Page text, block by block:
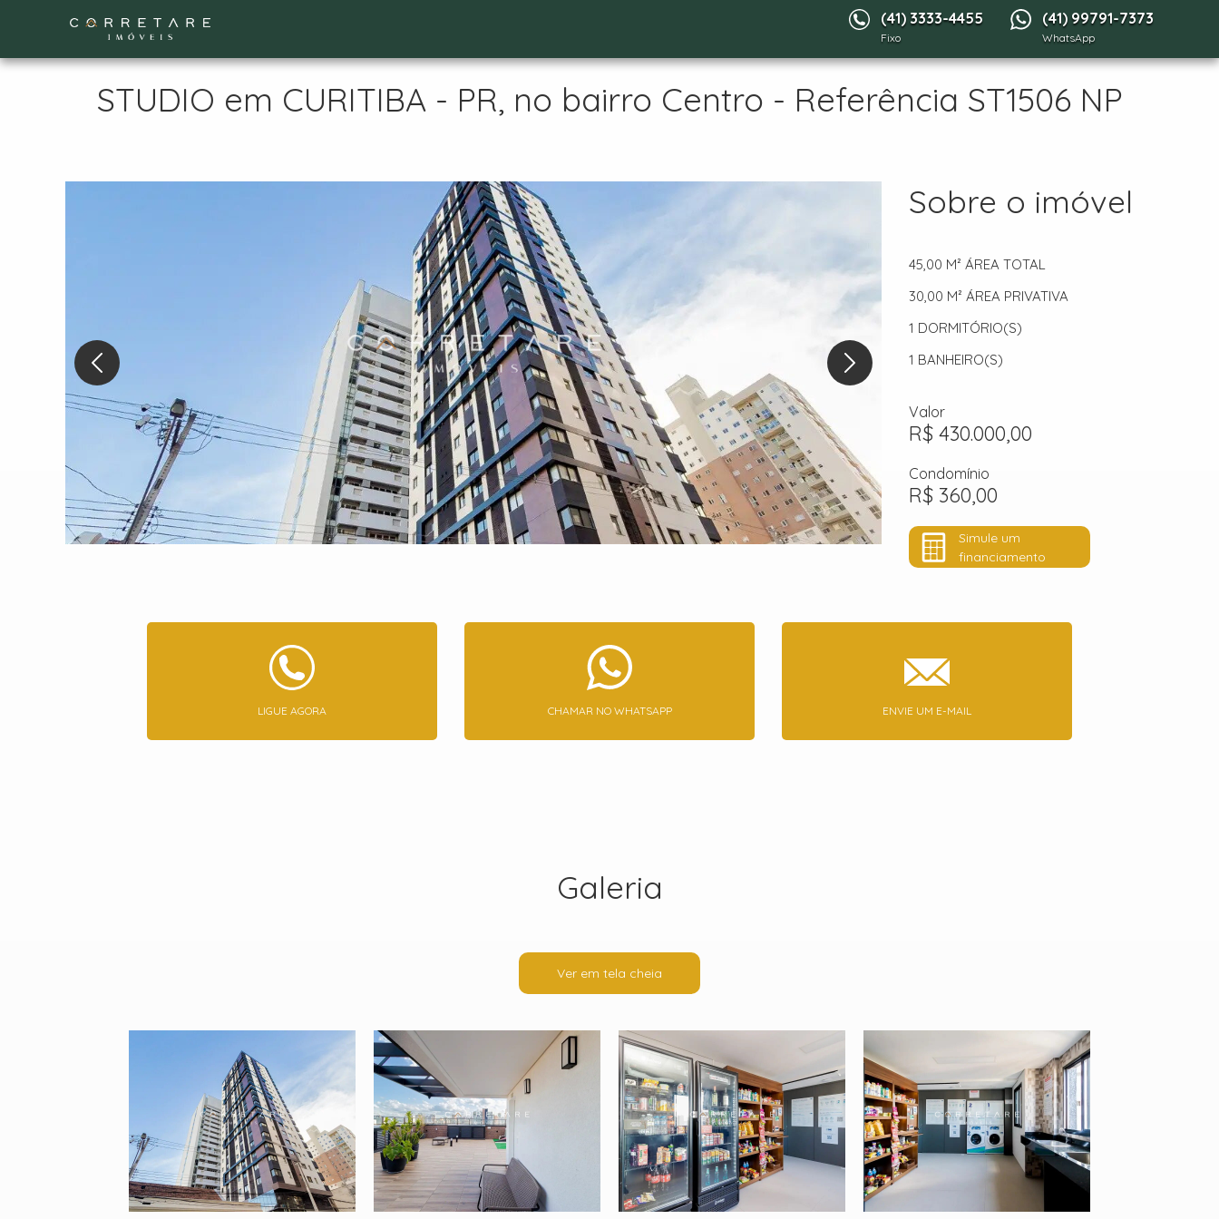
(41) 3333-4455
Fixo
(41) 99791-7373
WhatsApp
STUDIO em CURITIBA - PR, no bairro Centro - Referência ST1506 NP
Next
Sobre o imóvel
45,00 M² ÁREA TOTAL
30,00 M² ÁREA PRIVATIVA
1 DORMITÓRIO(S)
1 BANHEIRO(S)
Valor
R$ 430.000,00
Condomínio
R$ 360,00
Simule um
financiamento
LIGUE AGORA CHAMAR NO WHATSAPP ENVIE UM E-MAIL
Galeria
Ver em tela cheia